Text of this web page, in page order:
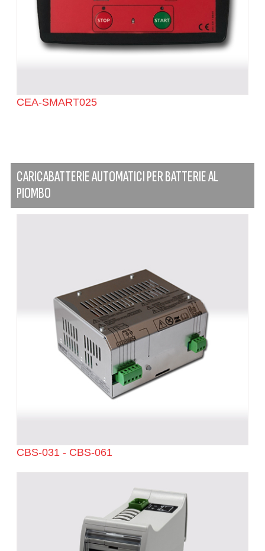
CEA-SMART025
CARICABATTERIE AUTOMATICI PER BATTERIE AL
PIOMBO
CBS-031 - CBS-061